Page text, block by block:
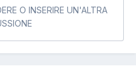
O INSERIRE UN'ALTRA